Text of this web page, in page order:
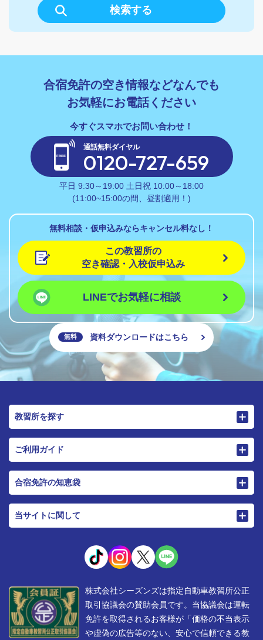
合宿免許の空き情報などなんでも
お気軽にお電話ください
通話無料ダイヤル
0120-727-659
平日 9:30～19:00 土日祝 10:00～18:00
(11:00~15:00の間、昼割適用！)
無料相談・仮申込みならキャンセル料なし！
この教習所の
空き確認・入校仮申込み
LINEでお気軽に相談
無料 資料ダウンロードはこちら
検索する
教習所を探す
ご利用ガイド
合宿免許の知恵袋
当サイトに関して
株式会社シーズンズは指定自動車教習所公正
取引協議会の賛助会員です。当協議会は運転
免許を取得されるお客様が「価格の不当表示
や虚偽の広告等のない、安心で信頼できる教